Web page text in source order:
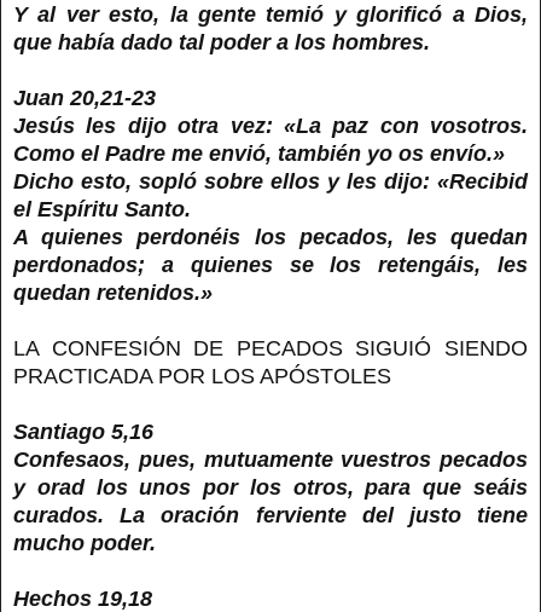
Y al ver esto, la gente temió y glorificó a Dios,
que había dado tal poder a los hombres.
Juan 20,21-23
Jesús les dijo otra vez: «La paz con vosotros.
Como el Padre me envió, también yo os envío.»
Dicho esto, sopló sobre ellos y les dijo: «Recibid
el Espíritu Santo.
A quienes perdonéis los pecados, les quedan
perdonados; a quienes se los retengáis, les
quedan retenidos.»
LA CONFESIÓN DE PECADOS SIGUIÓ SIENDO
PRACTICADA POR LOS APÓSTOLES
Santiago 5,16
Confesaos, pues, mutuamente vuestros pecados
y orad los unos por los otros, para que seáis
curados. La oración ferviente del justo tiene
mucho poder.
Hechos 19,18